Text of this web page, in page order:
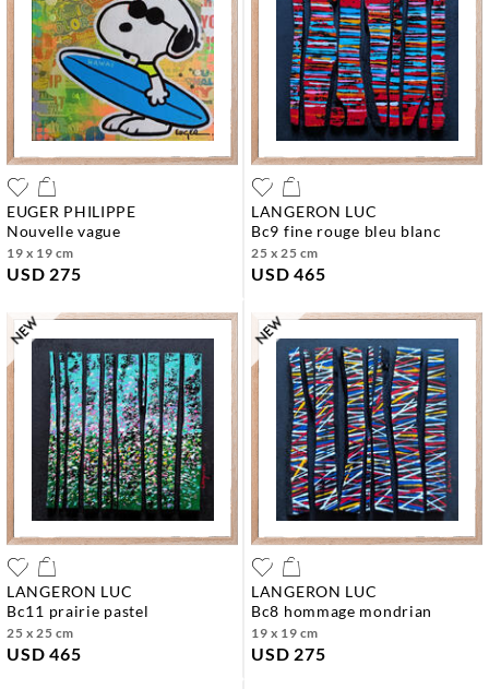
EUGER PHILIPPE
nouvelle vague
19 x 19 cm
USD 275
LANGERON LUC
bc9 fine rouge bleu blanc
25 x 25 cm
USD 465
LANGERON LUC
bc11 prairie pastel
25 x 25 cm
USD 465
LANGERON LUC
bc8 hommage mondrian
19 x 19 cm
USD 275